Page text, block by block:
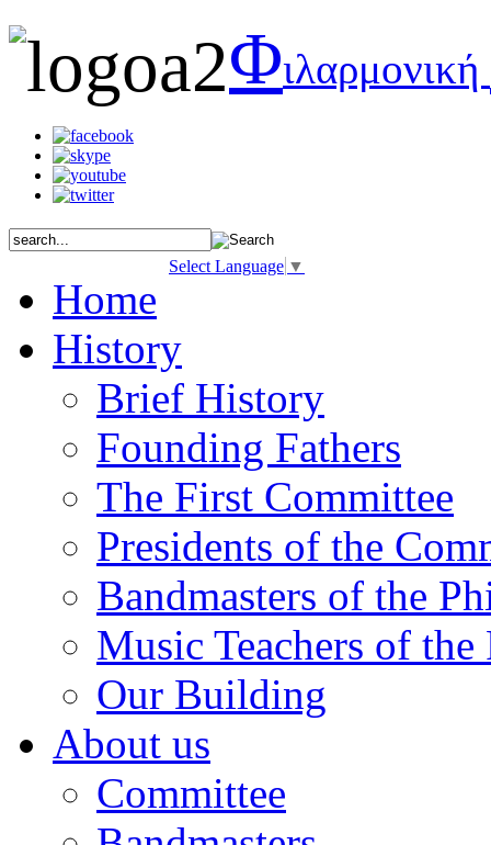
Φιλαρμονική
Select Language ▼
Home
History
Brief History
Founding Fathers
The First Committee
Presidents of the
Bandmasters of the
Music Teachers of
Our Building
About us
Committee